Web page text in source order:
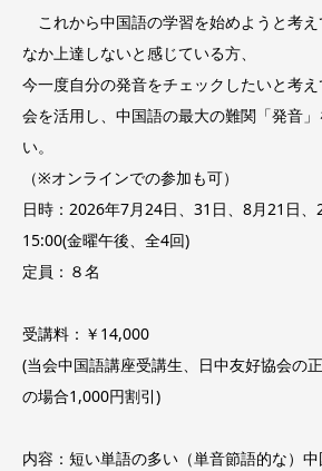
これから中国語の学習を始めようと考
なか上達しないと感じている方、
今一度自分の発音をチェックしたいと考
会を活用し、中国語の最大の難関「発音
い。
（※オンラインでの参加も可）
日時：2026年7月24日、31日、8月21日、
15:00(金曜午後、全4回)
定員：８名
受講料：￥14,000
(当会中国語講座受講生、日中友好協会の
の場合1,000円割引)
内容：短い単語の多い（単音節語的な）